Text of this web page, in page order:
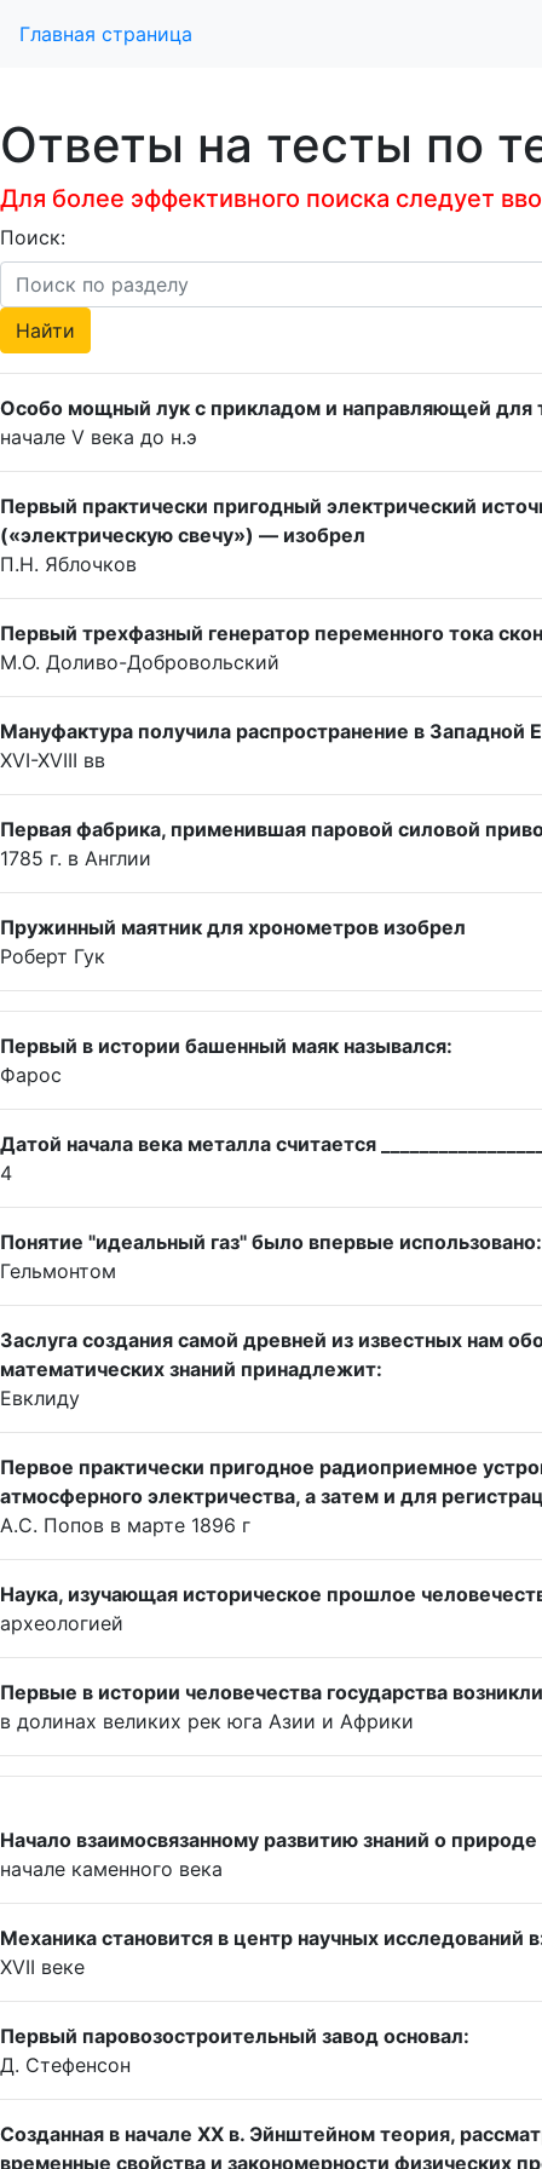
Главная страница
Ответы на тесты по
Для более эффективного поиска следует
Поиск:
Особо мощный лук с прикладом и направляющей для
начале V века до н.э
Первый практически пригодный электрический
(«электрическую свечу») — изобрел
П.Н. Яблочков
Первый трехфазный генератор переменного тока
М.О. Доливо-Добровольский
Мануфактура получила распространение в Западной
XVI-XVIII вв
Первая фабрика, применившая паровой силовой
1785 г. в Англии
Пружинный маятник для хронометров изобрел
Роберт Гук
Первый в истории башенный маяк назывался:
Фарос
Датой начала века металла считается
4
Понятие "идеальный газ" было впервые использовано:
Гельмонтом
Заслуга создания самой древней из известных нам
математических знаний принадлежит:
Евклиду
Первое практически пригодное радиоприемное
атмосферного электричества, а затем и для
А.С. Попов в марте 1896 г
Наука, изучающая историческое прошлое
археологией
Первые в истории человечества государства возникли
в долинах великих рек юга Азии и Африки
Начало взаимосвязанному развитию знаний о
начале каменного века
Механика становится в центр научных исследований
XVII веке
Первый паровозостроительный завод основал:
Д. Стефенсон
Созданная в начале XX в. Эйнштейном теория,
временные свойства и закономерности физических